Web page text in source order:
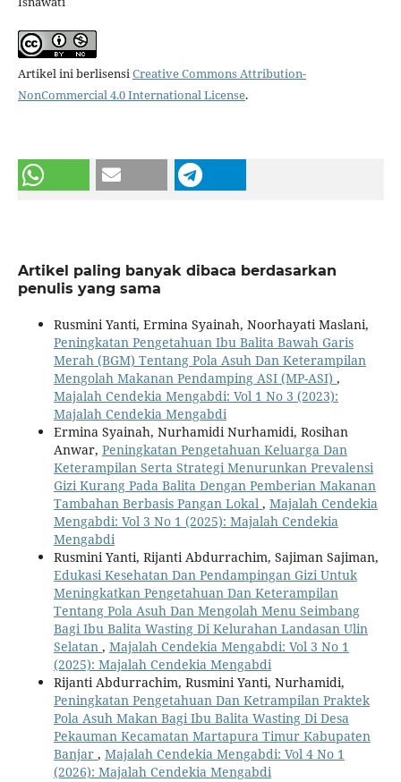
Artikel ini berlisensiCreative Commons Attribution-
NonCommercial 4.0 International License.
Artikel paling banyak dibaca berdasarkan
penulis yang sama
Rusmini Yanti, Ermina Syainah, Noorhayati Maslani,
Peningkatan Pengetahuan Ibu Balita Bawah Garis
Merah (BGM) Tentang Pola Asuh Dan Keterampilan
Mengolah Makanan Pendamping ASI (MP-ASI) ,
Majalah Cendekia Mengabdi: Vol 1 No 3 (2023):
Majalah Cendekia Mengabdi
Ermina Syainah, Nurhamidi Nurhamidi, Rosihan
Anwar, Peningkatan Pengetahuan Keluarga Dan
Keterampilan Serta Strategi Menurunkan Prevalensi
Gizi Kurang Pada Balita Dengan Pemberian Makanan
Tambahan Berbasis Pangan Lokal , Majalah Cendekia
Mengabdi: Vol 3 No 1 (2025): Majalah Cendekia
Mengabdi
Rusmini Yanti, Rijanti Abdurrachim, Sajiman Sajiman,
Edukasi Kesehatan Dan Pendampingan Gizi Untuk
Meningkatkan Pengetahuan Dan Keterampilan
Tentang Pola Asuh Dan Mengolah Menu Seimbang
Bagi Ibu Balita Wasting Di Kelurahan Landasan Ulin
Selatan , Majalah Cendekia Mengabdi: Vol 3 No 1
(2025): Majalah Cendekia Mengabdi
Rijanti Abdurrachim, Rusmini Yanti, Nurhamidi,
Peningkatan Pengetahuan Dan Ketrampilan Praktek
Pola Asuh Makan Bagi Ibu Balita Wasting Di Desa
Pekauman Kecamatan Martapura Timur Kabupaten
Banjar , Majalah Cendekia Mengabdi: Vol 4 No 1
(2026): Majalah Cendekia Mengabdi